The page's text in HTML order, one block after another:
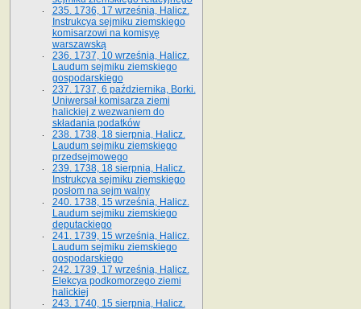
235. 1736, 17 września, Halicz.
Instrukcya sejmiku ziemskiego
komisarzowi na komisyę
warszawską
236. 1737, 10 września, Halicz.
Laudum sejmiku ziemskiego
gospodarskiego
237. 1737, 6 października, Borki.
Uniwersał komisarza ziemi
halickiej z wezwaniem do
składania podatków
238. 1738, 18 sierpnia, Halicz.
Laudum sejmiku ziemskiego
przedsejmowego
239. 1738, 18 sierpnia, Halicz.
Instrukcya sejmiku ziemskiego
posłom na sejm walny
240. 1738, 15 września, Halicz.
Laudum sejmiku ziemskiego
deputackiego
241. 1739, 15 września, Halicz.
Laudum sejmiku ziemskiego
gospodarskiego
242. 1739, 17 września, Halicz.
Elekcya podkomorzego ziemi
halickiej
243. 1740, 15 sierpnia, Halicz.